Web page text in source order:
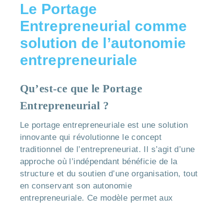
Le Portage
Entrepreneurial comme
solution de l’autonomie
entrepreneuriale
Qu’est-ce que le Portage
Entrepreneurial ?
Le portage entrepreneuriale est une solution
innovante qui révolutionne le concept
traditionnel de l’entrepreneuriat. Il s’agit d’une
approche où l’indépendant bénéficie de la
structure et du soutien d’une organisation, tout
en conservant son autonomie
entrepreneuriale. Ce modèle permet aux